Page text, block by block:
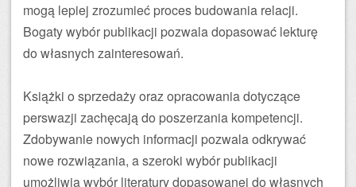
mogą lepiej zrozumieć proces budowania relacji.
Bogaty wybór publikacji pozwala dopasować lekturę
do własnych zainteresowań.
Książki o sprzedaży oraz opracowania dotyczące
perswazji zachęcają do poszerzania kompetencji.
Zdobywanie nowych informacji pozwala odkrywać
nowe rozwiązania, a szeroki wybór publikacji
umożliwia wybór literatury dopasowanej do własnych